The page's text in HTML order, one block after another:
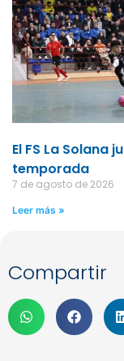
El FS La Solana
temporada
7 de agosto de 2026
Leer más »
Compartir